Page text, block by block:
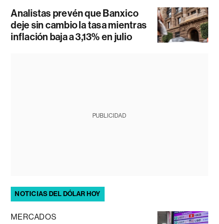
Analistas prevén que Banxico
deje sin cambio la tasa mientras
inflación baja a 3,13% en julio
PUBLICIDAD
NOTICIAS DEL DÓLAR HOY
MERCADOS